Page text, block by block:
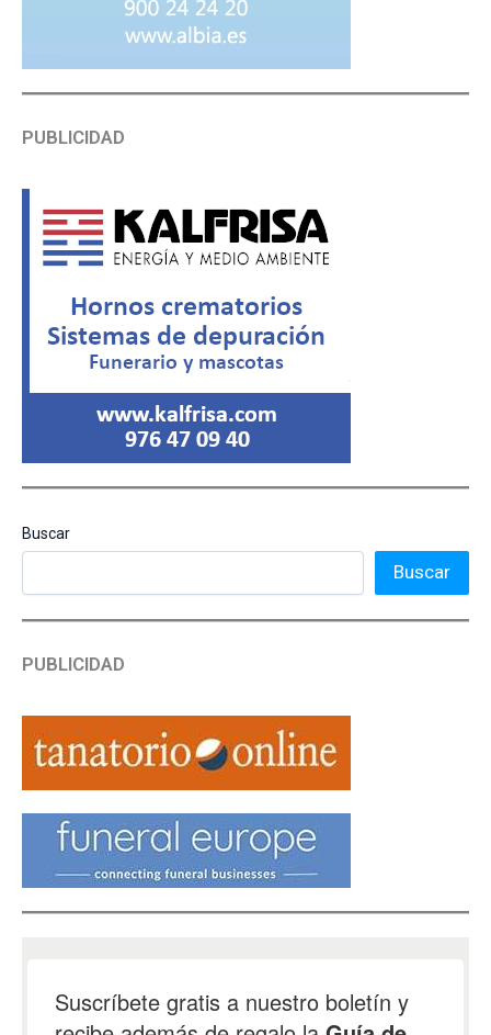
PUBLICIDAD
Buscar
Buscar
PUBLICIDAD